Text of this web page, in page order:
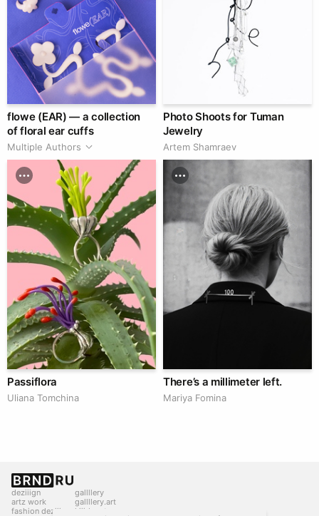
flowe (EAR) — a collection
of floral ear cuffs
Multiple Authors
Photo Shoots for Tuman
Jewelry
Artem Shamraev
Passiflora
Uliana Tomchina
There’s a millimeter left.
Mariya Fomina
deziiign
artz work
fashion deziiign
gallllery
gallllery.art
kiiids.art